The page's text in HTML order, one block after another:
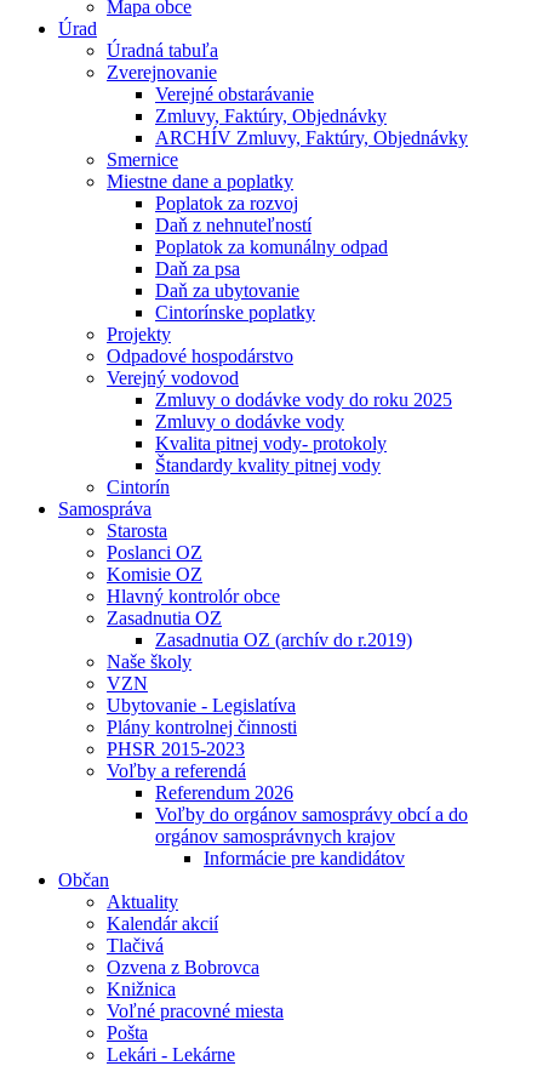
Mapa obce
Úrad
Úradná tabuľa
Zverejnovanie
Verejné obstarávanie
Zmluvy, Faktúry, Objednávky
ARCHÍV Zmluvy, Faktúry, Objednávky
Smernice
Miestne dane a poplatky
Poplatok za rozvoj
Daň z nehnuteľností
Poplatok za komunálny odpad
Daň za psa
Daň za ubytovanie
Cintorínske poplatky
Projekty
Odpadové hospodárstvo
Verejný vodovod
Zmluvy o dodávke vody do roku 2025
Zmluvy o dodávke vody
Kvalita pitnej vody- protokoly
Štandardy kvality pitnej vody
Cintorín
Samospráva
Starosta
Poslanci OZ
Komisie OZ
Hlavný kontrolór obce
Zasadnutia OZ
Zasadnutia OZ (archív do r.2019)
Naše školy
VZN
Ubytovanie - Legislatíva
Plány kontrolnej činnosti
PHSR 2015-2023
Voľby a referendá
Referendum 2026
Voľby do orgánov samosprávy obcí a do
orgánov samosprávnych krajov
Informácie pre kandidátov
Občan
Aktuality
Kalendár akcií
Tlačivá
Ozvena z Bobrovca
Knižnica
Voľné pracovné miesta
Pošta
Lekári - Lekárne